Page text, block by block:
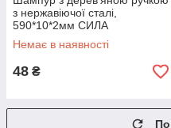
з нержавіючої сталі,
590*10*2мм СИЛА
Немає в наявності
48 ₴